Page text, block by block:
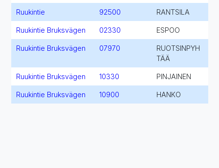
Ruukintie 92500 RANTSILA
Ruukintie Bruksvägen 02330 ESPOO
Ruukintie Bruksvägen 07970
RUOTSINPYH
TÄÄ
Ruukintie Bruksvägen 10330 PINJAINEN
Ruukintie Bruksvägen 10900 HANKO